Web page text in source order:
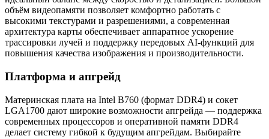
объём видеопамяти позволяет комфортно работать с
высокими текстурами и разрешениями, а современная
архитектура карты обеспечивает аппаратное ускорение
трассировки лучей и поддержку передовых AI‑функций для
повышения качества изображения и производительности.
Платформа и апгрейд
Материнская плата на Intel B760 (формат DDR4) и сокет
LGA1700 дают широкие возможности апгрейда — поддержка
современных процессоров и оперативной памяти DDR4
делает систему гибкой к будущим апгрейдам. Выбирайте